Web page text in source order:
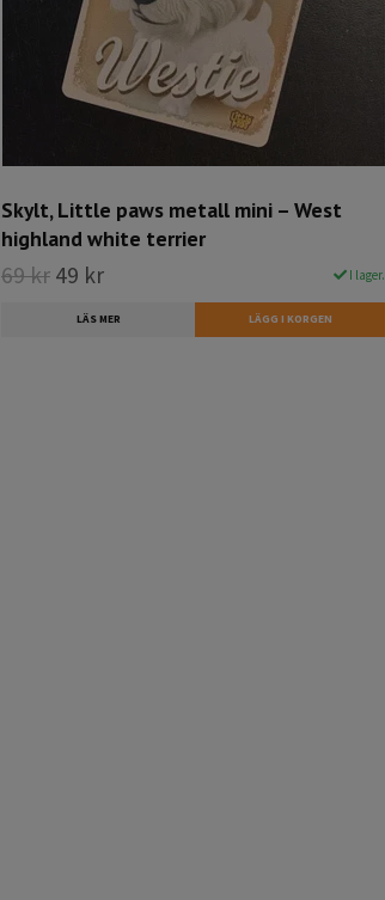
Skylt, Little paws metall mini – West
highland white terrier
69 kr 49 kr I lager.
LÄS MER